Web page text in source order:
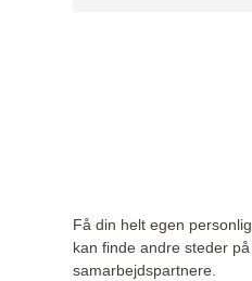
Få din helt egen
kan finde andre steder
samarbejdspartnere.